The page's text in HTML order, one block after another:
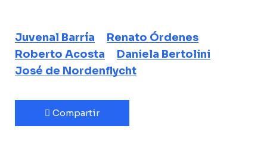
Juvenal Barría
Renato Órdenes
Roberto Acosta
Daniela Bertolini
José de Nordenflycht
Compartir